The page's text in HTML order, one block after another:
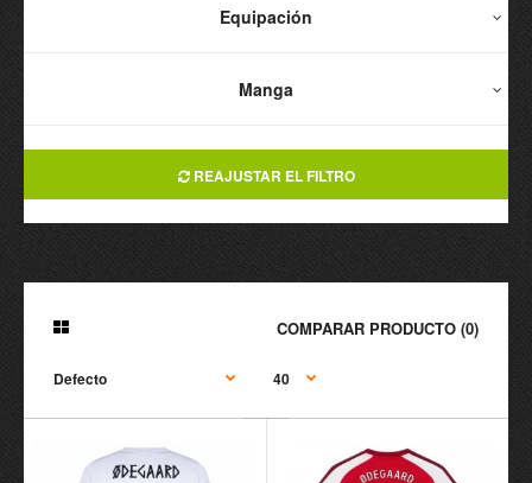
Equipación
Manga
REAJUSTAR EL FILTRO
COMPARAR PRODUCTO (0)